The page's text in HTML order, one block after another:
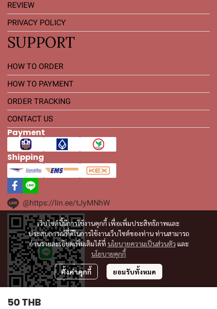
50 THB
เว็บไซต์นี้มีการใช้งานคุกกี้ เพื่อเพิ่มประสิทธิภาพและ
ประสบการณ์ที่ดีในการใช้งานเว็บไซต์ของท่าน ท่านสามารถ
อ่านรายละเอียดเพิ่มเติมได้ที่ นโยบายความเป็นส่วนตัว และ
นโยบายคุกกี้
ตั้งค่าคุกกี้ ยอมรับทั้งหมด
REVIEW
PRIVACY POLICY
SUPPORT
HOW TO ORDER
HOW TO PAYMENT
ORDER TRACKING
CONTACT US
Payment
Shipping
@https://lin.ee/tJyMNhW